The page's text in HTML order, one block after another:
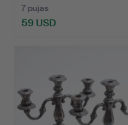
7 pujas
59 USD